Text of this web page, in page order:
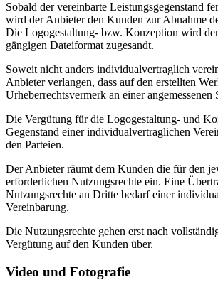
Sobald der vereinbarte Leistungsgegenstand
wird der Anbieter den Kunden zur Abnahme
Die Logogestaltung- bzw. Konzeption wird
gängigen Dateiformat zugesandt.
Soweit nicht anders individualvertraglich
Anbieter verlangen, dass auf den erstellten
Urheberrechtsvermerk an einer
Die Vergütung für die Logogestaltung- und
Gegenstand einer individualvertraglichen
den Parteien.
Der Anbieter räumt dem Kunden die für den
erforderlichen Nutzungsrechte ein. Eine
Nutzungsrechte an Dritte bedarf einer
Vereinbarung.
Die Nutzungsrechte gehen erst nach
Vergütung auf den Kunden über.
Video und Fotografie